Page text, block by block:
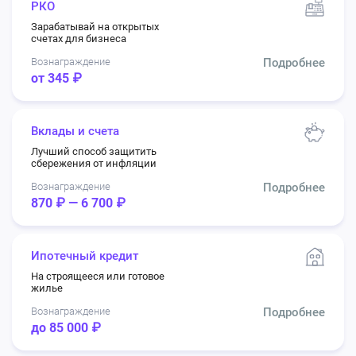
конца ноября ❄️ И пусть ближайший год
приносит ещё больше прибыли!
Так же в карточку оффера добавлены
акционые баннеры и текст для рассылки
Акция по офферу 02.09.2025, 14:42:52
🚀 ВЕБМАСТЕРА, ВАМ СЮДА! Запускаем
крутейшую сентябрьскую акцию! 🚀
СНОВА В ТОЧКУ
кто приводит клиентов в «Точку», мы даем
двойной повод для радости. Готовьтесь
получать дополнительные выплаты!
📅 Период акции: 1 – 30 сентября 2025 года.
РКО
Зарабатывай на открытых
счетах для бизнеса
Вознаграждение
от 345 ₽
Подробнее
Вклады и счета
Лучший способ защитить
сбережения от инфляции
Вознаграждение
870 ₽ — 6 700 ₽
Подробнее
Ипотечный кредит
На строящееся или готовое
жилье
Вознаграждение
до 85 000 ₽
Подробнее